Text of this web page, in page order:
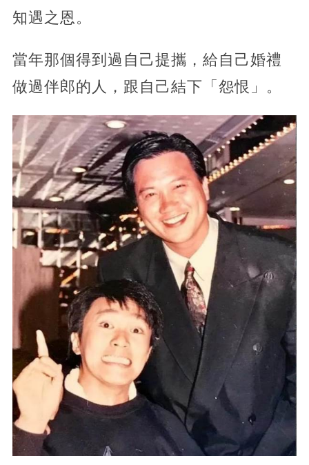
知遇之恩。
當年那個得到過自己提攜，給自己婚禮
做過伴郎的人，跟自己結下「怨恨」。